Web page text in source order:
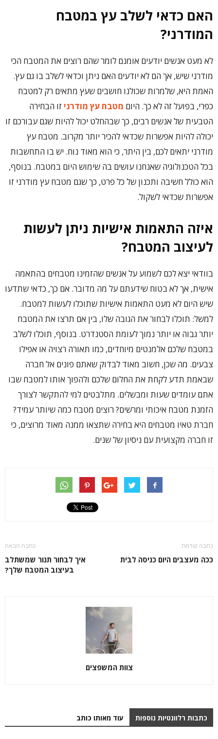
האם כדאי לשלב עץ במטבח
המודרני?
לא מעט אנשים יודעים אומנם לומר שהם רוצים את המטבח הכי
מודרני שיש, אך הם לא יודעים האם ניתן וכדאי לשלב בו גם עץ.
האמת היא, שלמרות שכולנו חושבים שעץ מתאים רק למטבח
כפרי, בפועל זה לא כך. היום מטבח עץ מודרני זו הבחירה
הטבעית של אנשים רבים, כך שבהחלט יכול להיות שגם עבורכם זו
יכולה להיות אפשרות שכדאי להכיר יותר מקרוב. מטבח עץ
מודרני יתאים לכם, בין היתר, כי הוא מאוד נוח. יש בו התחשבות
בכל הטכנולוגיה שאנחנו עושים בה שימוש היום במטבח. בנוסף,
הוא כולל חשיבה ותכנון של כל פרט, כך שגם מטבח עץ מודרני זו
אפשרות שכדאי לשקול.
איזה התאמות אישיות ניתן לעשות
לעיצוב המטבח?
בוודאי יצא לכם לשמוע על אנשים שהזמינו מטבחים בהתאמה
אישית, אך לא בטוח שידעתם על מה מדובר. אם כך, כדאי שתדעו
שיש היום לא מעט התאמות אישיות שתוכלו לעשות למטבח.
למשל: תוכלו לבחור את הגובה שלו, בין אם תרצו את המטבח
יותר גבוה או יותר נמוך לעומת הסטנדרט. בנוסף, תוכלו לשלב
במטבח שלכם אלמנטים מיוחדים, כמו תאורה רצויה או אפילו
צבעים. מה שכן, חשוב מאוד לבדוק שאתם פונים אל חברה
שבאמת תדע לקחת את החלום שלכם ולהפוך אותו למטבח שבו
אתם עומדים שעות ומבשלים. מתלבטים למי להתקשר לצורך
הזמנת מטבח איכותי ומרשים? רוצים מטבח כמה שיותר עמיד?
חברת טאיו מטבחים היא בחירה שתצאו ממנה מאוד מרוצים, כי
זו חברה מקצועית עם ניסיון של שנים.
כתבה קודמת
ככה מעצבים היום כניסה לבית
כתבה הבאה
איך לבחור תנור שמשתלב
בעיצוב המטבח שלך?
צוות המשפצים
כתבות רלוונטיות נוספות עוד מאותו כותב